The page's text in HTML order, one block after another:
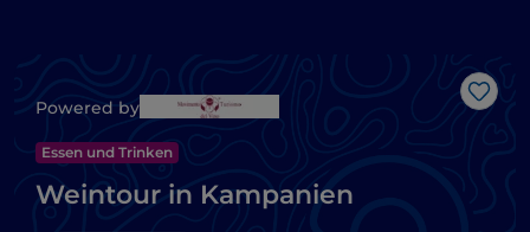
Like
Powered by
Essen und Trinken
Weintour in Kampanien